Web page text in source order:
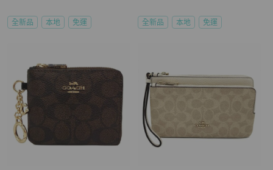
全新品 本地 免運 全新品 本地 免運